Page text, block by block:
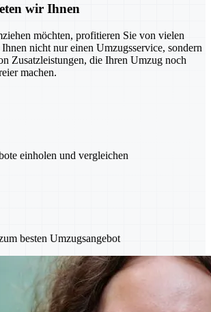
wir Ihnen
möchten, profitieren Sie von vielen
nicht nur einen Umzugsservice, sondern
Zusatzleistungen, die Ihren Umzug noch
machen.
einholen und vergleichen
besten Umzugsangebot